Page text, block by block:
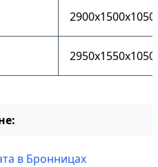
2900x1500x1050
2950x1550x1050
в Бронницах